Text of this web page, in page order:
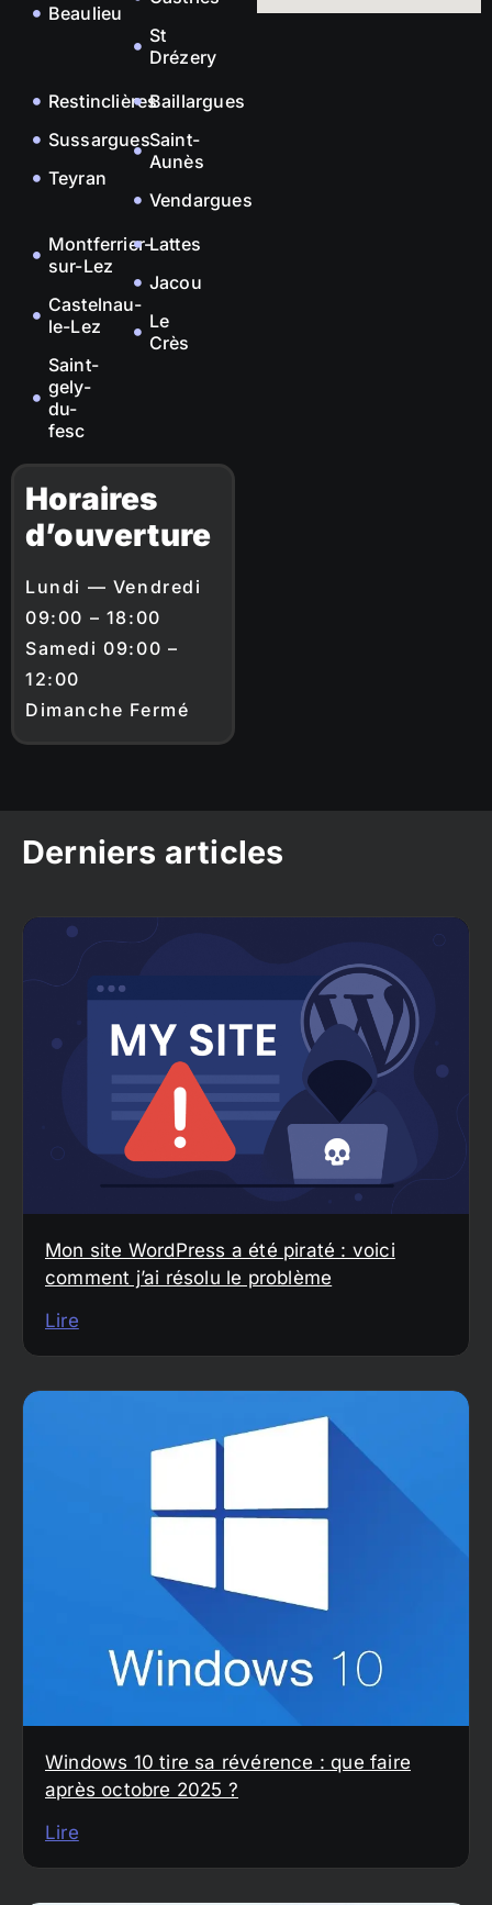
Beaulieu
St
Drézery
Restinclières
Sussargues
Teyran
Baillargues
Saint-
Aunès
Vendargues
Montferrier-
sur-Lez
Castelnau-
le-Lez
Saint-
gely-
du-
fesc
Lattes
Jacou
Le
Crès
Horaires
d’ouverture
Lundi — Vendredi
09:00 – 18:00
Samedi 09:00 –
12:00
Dimanche Fermé
Derniers articles
Mon site WordPress a été piraté : voici
comment j’ai résolu le problème
Lire
Windows 10 tire sa révérence : que faire
après octobre 2025 ?
Lire